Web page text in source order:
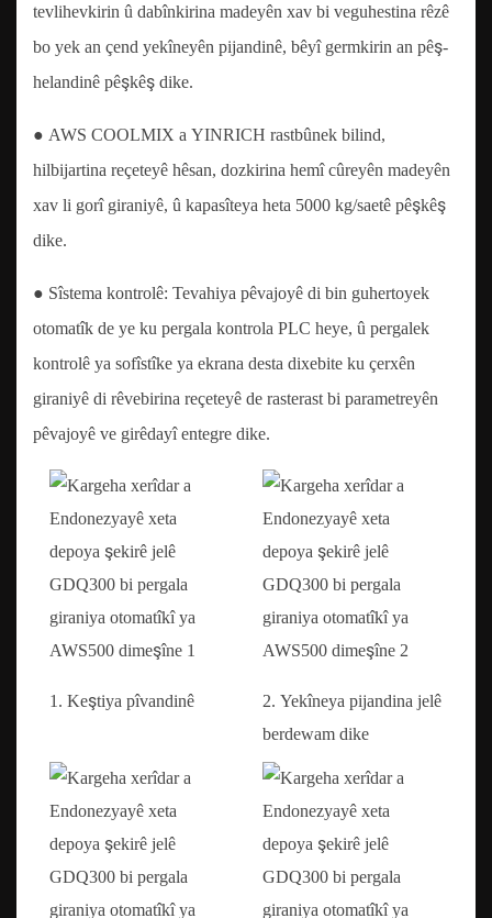
tevlihevkirin û dabînkirina madeyên xav bi veguhestina rêzê
bo yek an çend yekîneyên pijandinê, bêyî germkirin an pêş-
helandinê pêşkêş dike.
● AWS COOLMIX a YINRICH rastbûnek bilind,
hilbijartina reçeteyê hêsan, dozkirina hemî cûreyên madeyên
xav li gorî giraniyê, û kapasîteya heta 5000 kg/saetê pêşkêş
dike.
● Sîstema kontrolê: Tevahiya pêvajoyê di bin guhertoyek
otomatîk de ye ku pergala kontrola PLC heye, û pergalek
kontrolê ya sofîstîke ya ekrana desta dixebite ku çerxên
giraniyê di rêvebirina reçeteyê de rasterast bi parametreyên
pêvajoyê ve girêdayî entegre dike.
1. Keştiya pîvandinê
2. Yekîneya pijandina jelê
berdewam dike